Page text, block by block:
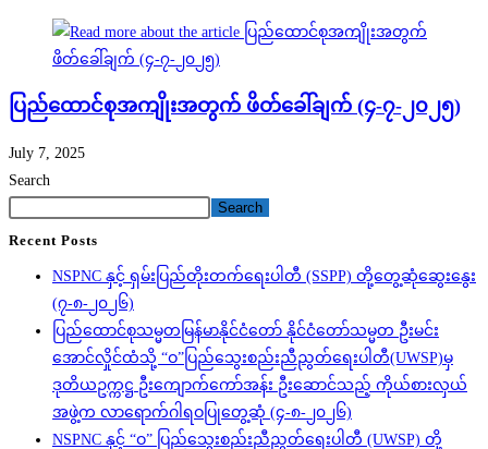
ပြည်ထောင်စုအကျိုးအတွက် ဖိတ်ခေါ်ချက် (၄-၇-၂၀၂၅)
July 7, 2025
Search
Search
Recent Posts
NSPNC နှင့် ရှမ်းပြည်တိုးတက်ရေးပါတီ (SSPP) တို့တွေ့ဆုံဆွေးနွေး
(၇-၈-၂၀၂၆)
ပြည်ထောင်စုသမ္မတမြန်မာနိုင်ငံတော် နိုင်ငံတော်သမ္မတ ဦးမင်း
အောင်လှိုင်ထံသို့ “ဝ”ပြည်သွေးစည်းညီညွတ်ရေးပါတီ(UWSP)မှ
ဒုတိယဥက္ကဋ္ဌ ဦးကျောက်ကော်အန်း ဦးဆောင်သည့် ကိုယ်စားလှယ်
အဖွဲ့က လာရောက်ဂါရဝပြုတွေ့ဆုံ (၄-၈-၂၀၂၆)
NSPNC နှင့် “ဝ” ပြည်သွေးစည်းညီညွတ်ရေးပါတီ (UWSP) တို့